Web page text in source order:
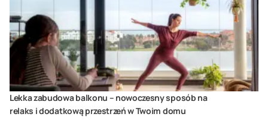
Lekka zabudowa balkonu – nowoczesny sposób na
relaks i dodatkową przestrzeń w Twoim domu